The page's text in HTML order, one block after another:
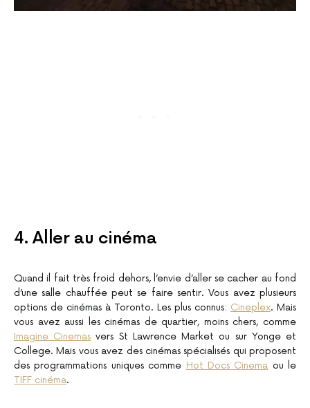
4. Aller au cinéma
Quand il fait très froid dehors, l’envie d’aller se cacher au fond
d’une salle chauffée peut se faire sentir. Vous avez plusieurs
options de cinémas à Toronto. Les plus connus: Cineplex. Mais
vous avez aussi les cinémas de quartier, moins chers, comme
Imagine Cinemas vers St Lawrence Market ou sur Yonge et
College. Mais vous avez des cinémas spécialisés qui proposent
des programmations uniques comme Hot Docs Cinema ou le
TIFF cinéma.